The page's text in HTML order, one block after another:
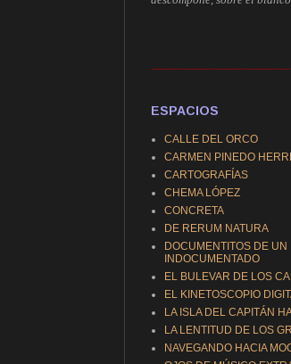
ESPACIOS
CALLE DEL ORCO
CARMEN PINEDO
CARTOGRAFÍAS
CHEMA LÓPEZ
CONCRETA
DE RERUM NATURA
DOCUMENTITOS DE UN
INDOCUMENTADO
EL BULEVAR DE LOS
EL KINETOSCOPIO
LA ISLA DEL CAPITÁN
LA LENTITUD DE LOS
NAVEGANDO HACIA